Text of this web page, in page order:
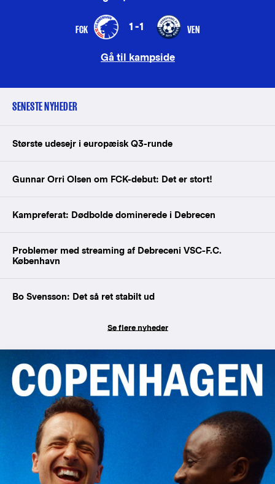
FCK 1-1 VEN
Gå til kampside
SENESTE NYHEDER
Største udesejr i europæisk Q3-runde
Gunnar Orri Olsen om FCK-debut: Det er stort!
Kampreferat: Dødbolde dominerede i Debrecen
Problemer med streaming af Debreceni VSC-F.C.
København
Bo Svensson: Det så ret stabilt ud
Se flere nyheder